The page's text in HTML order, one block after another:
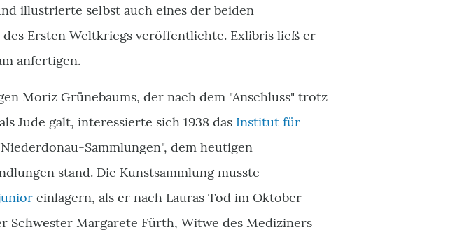
illustrierte selbst auch eines der beiden
Ersten Weltkriegs veröffentlichte. Exlibris ließ er
anfertigen.
Moriz Grünebaums, der nach dem "Anschluss" trotz
Jude galt, interessierte sich 1938 das Institut für
Sammlungen", dem heutigen
stand. Die Kunstsammlung musste
einlagern, als er nach Lauras Tod im Oktober
Schwester Margarete Fürth, Witwe des Mediziners